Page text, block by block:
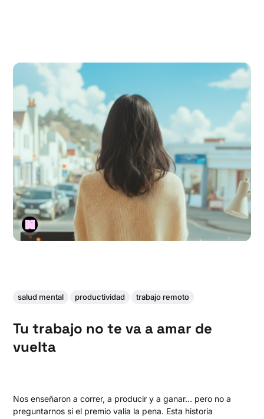
salud mental productividad trabajo remoto
Tu trabajo no te va a amar de
vuelta
Nos enseñaron a correr, a producir y a ganar… pero no a
preguntarnos si el premio valía la pena. Esta historia